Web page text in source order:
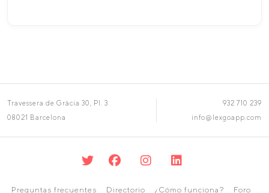
Travessera de Gràcia 30, Pl. 3
08021 Barcelona
932 710 239
info@lexgoapp.com
Preguntas frecuentes Directorio ¿Cómo funciona? Foro